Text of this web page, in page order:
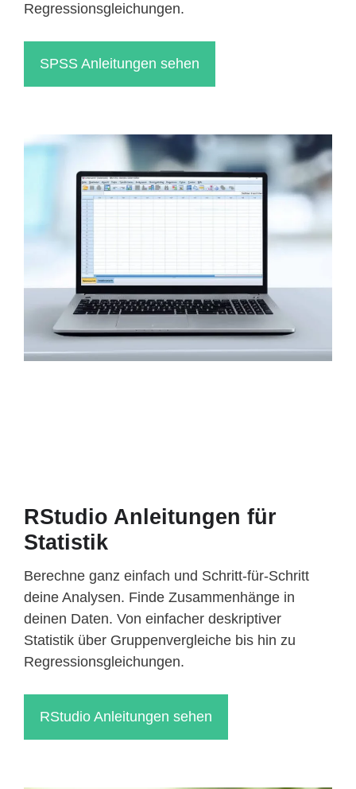
Regressionsgleichungen.
SPSS Anleitungen sehen
RStudio Anleitungen für
Statistik
Berechne ganz einfach und Schritt-für-Schritt
deine Analysen. Finde Zusammenhänge in
deinen Daten. Von einfacher deskriptiver
Statistik über Gruppenvergleiche bis hin zu
Regressionsgleichungen.
RStudio Anleitungen sehen